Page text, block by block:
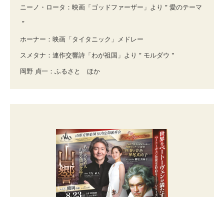
ニーノ・ロータ：映画「ゴッドファーザー」より＂愛のテーマ
＂
ホーナー：映画「タイタニック」メドレー
スメタナ：連作交響詩「わが祖国」より＂モルダウ＂
岡野 貞一：ふるさと ほか